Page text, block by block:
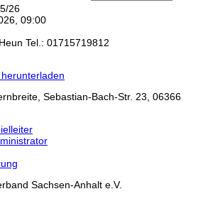
26
09:00
Tel.: 01715719812
Sebastian-Bach-Str. 23, 06366
Sachsen-Anhalt e.V.